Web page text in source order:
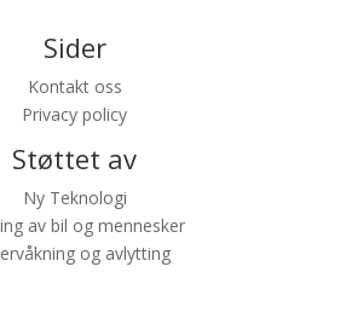
Sider
Kontakt oss
Privacy policy
Støttet av
Ny Teknologi
av bil og mennesker
og avlytting